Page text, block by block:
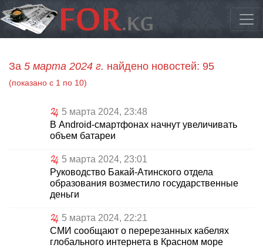
За 5 марта 2024 г. найдено новостей: 95
(показано с 1 по 10)
5 марта 2024, 23:48
В Android-смартфонах начнут увеличивать
объем батареи
5 марта 2024, 23:01
Руководство Бакай-Атинского отдела
образования возместило государственные
деньги
5 марта 2024, 22:21
СМИ сообщают о перерезанных кабелях
глобального интернета в Красном море